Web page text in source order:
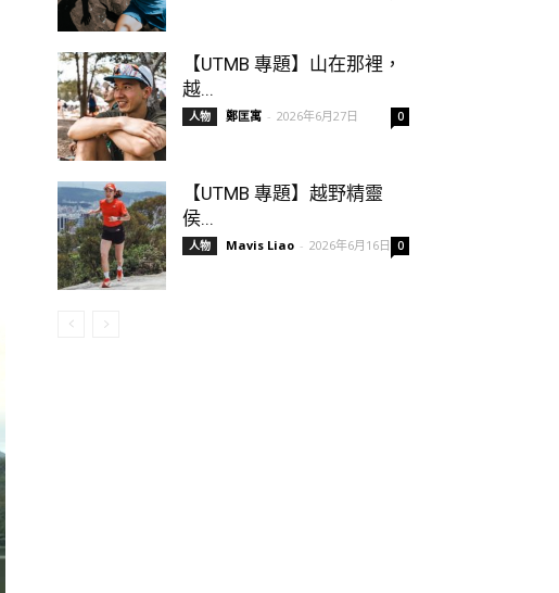
【UTMB 專題】山在那裡，
越...
人物 鄭匡寓 - 2026年6月27日 0
【UTMB 專題】越野精靈
侯...
人物 Mavis Liao - 2026年6月16日 0